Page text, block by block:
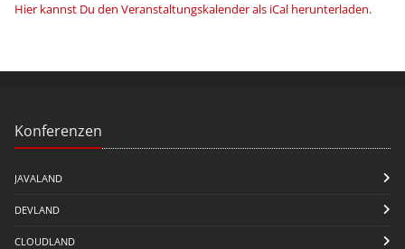
Hier kannst Du den Veranstaltungskalender als iCal herunterladen.
Konferenzen
JAVALAND
DEVLAND
CLOUDLAND